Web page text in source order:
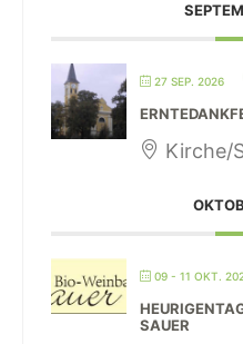
27 SEP. 2026
Kirche/
09 - 11 OKT.
SAUER